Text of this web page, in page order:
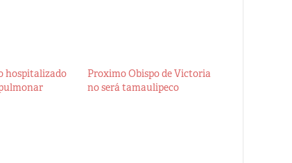
hospitalizado
Proximo Obispo de Victoria
no será tamaulipeco